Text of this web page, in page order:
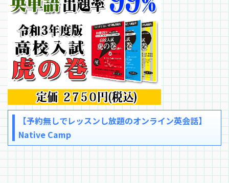
【予約無しでレッスンし放題のオンライン英会話】
Native Camp